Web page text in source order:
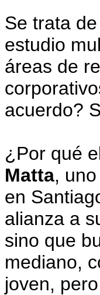
Se trata de
estudio
áreas de
acuerdo?
¿Por qué
Matta,
en
alianza a
sino que
mediano,
joven,